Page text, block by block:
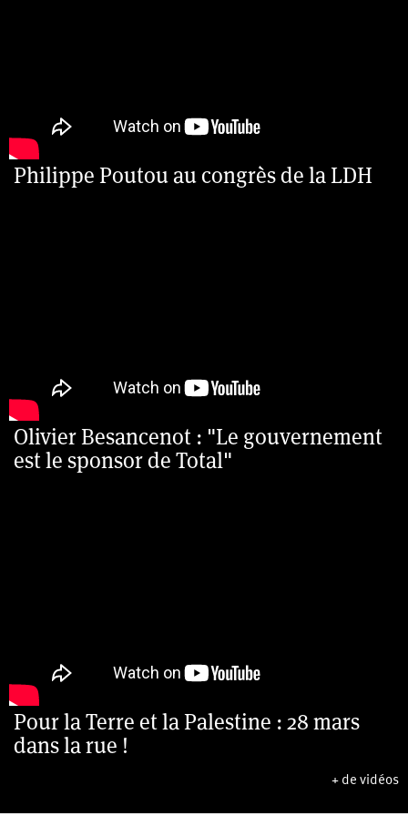
Philippe Poutou au congrès de la LDH
Olivier Besancenot : "Le gouvernement
est le sponsor de Total"
Pour la Terre et la Palestine : 28 mars
dans la rue !
+ de vidéos